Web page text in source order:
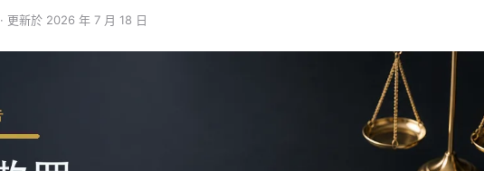
· 更新於 2026 年 7 月 18 日